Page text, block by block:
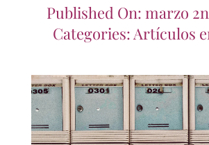
Display
SMS
Blog
Login
CONTACTO
Published On: marzo
Categories: Artículos